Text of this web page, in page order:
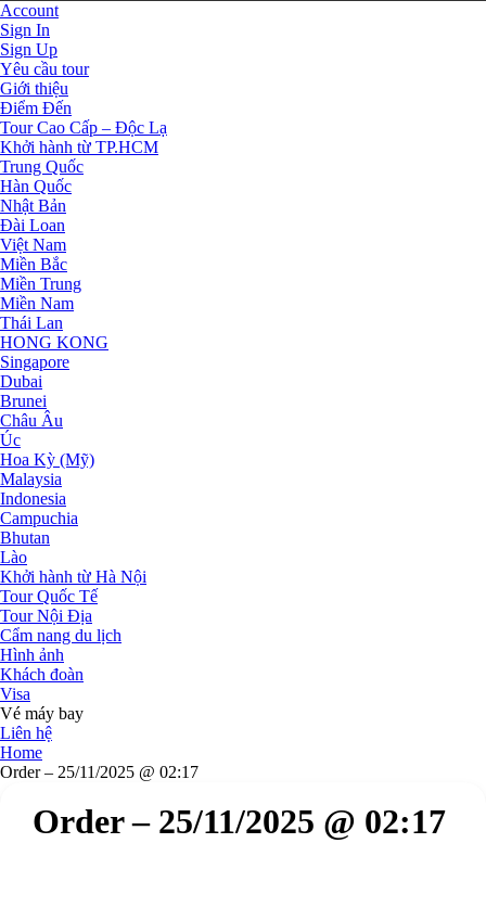
Account
Sign In
Sign Up
Yêu cầu tour
Giới thiệu
Điểm Đến
Tour Cao Cấp – Độc Lạ
Khởi hành từ TP.HCM
Trung Quốc
Hàn Quốc
Nhật Bản
Đài Loan
Việt Nam
Miền Bắc
Miền Trung
Miền Nam
Thái Lan
HONG KONG
Singapore
Dubai
Brunei
Châu Âu
Úc
Hoa Kỳ (Mỹ)
Malaysia
Indonesia
Campuchia
Bhutan
Lào
Khởi hành từ Hà Nội
Tour Quốc Tế
Tour Nội Địa
Cẩm nang du lịch
Hình ảnh
Khách đoàn
Visa
Vé máy bay
Liên hệ
Home
Order – 25/11/2025 @ 02:17
Order – 25/11/2025 @ 02:17